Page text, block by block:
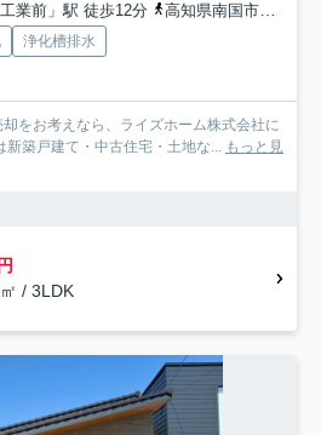
業前」駅 徒歩12分
高知県南国市「篠原南」バス停下車 徒歩1分
浄化槽排水
をお考えなら、ライズホーム株式会社に
新築戸建て・中古住宅・土地な... もっと見
/ 3LDK